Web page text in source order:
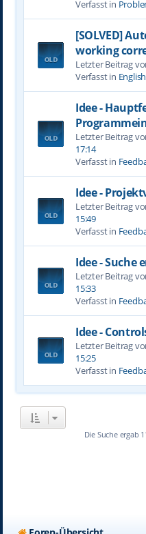
Verfasst in
[SOLVED]
working
Letzter Beitrag
Verfasst in
Idee -
Letzter Beitrag
17:14
Verfasst in
Idee -
Letzter Beitrag
15:49
Verfasst in
Idee - Suche
Letzter Beitrag
15:33
Verfasst in
Idee -
Letzter Beitrag
15:25
Verfasst in
Die Suche ergab